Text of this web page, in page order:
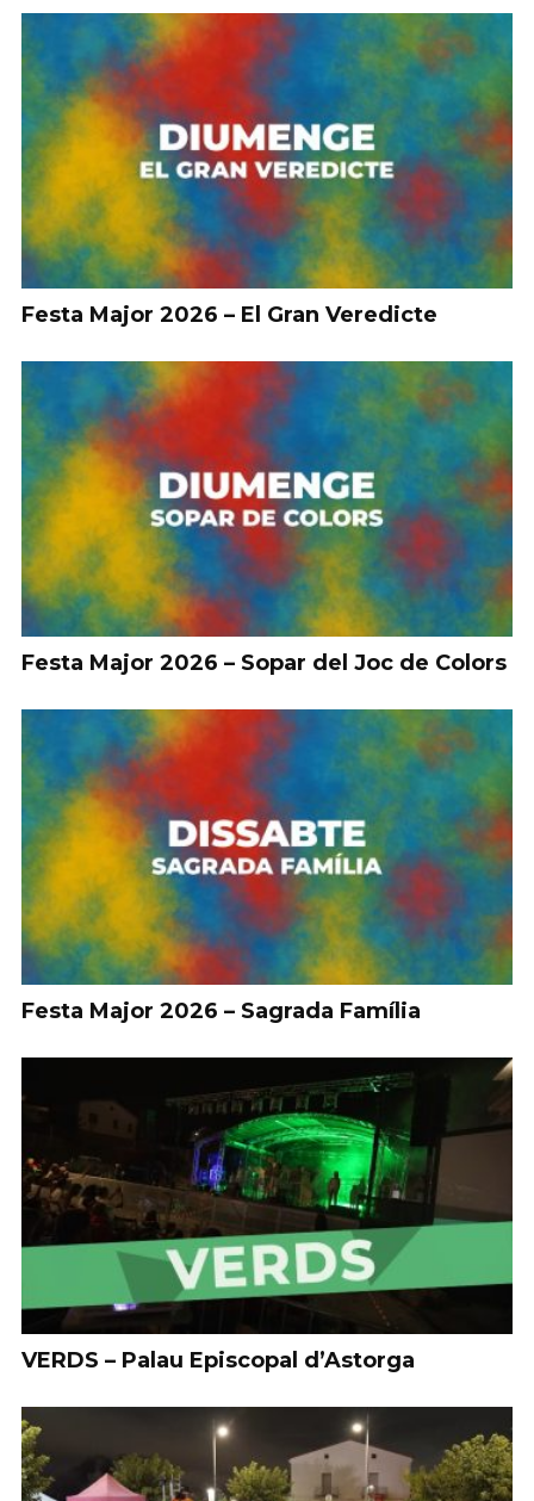
Festa Major 2026 – El Gran Veredicte
Festa Major 2026 – Sopar del Joc de Colors
Festa Major 2026 – Sagrada Família
VERDS – Palau Episcopal d’Astorga